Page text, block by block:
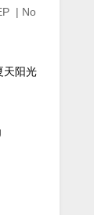
| No
天阳光